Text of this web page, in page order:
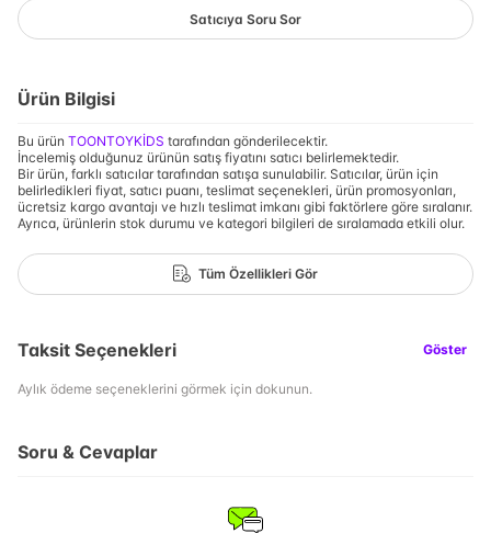
Satıcıya Soru Sor
Ürün Bilgisi
Bu ürün TOONTOYKİDS tarafından gönderilecektir.
İncelemiş olduğunuz ürünün satış fiyatını satıcı belirlemektedir.
Bir ürün, farklı satıcılar tarafından satışa sunulabilir. Satıcılar, ürün için
belirledikleri fiyat, satıcı puanı, teslimat seçenekleri, ürün promosyonları,
ücretsiz kargo avantajı ve hızlı teslimat imkanı gibi faktörlere göre sıralanır.
Ayrıca, ürünlerin stok durumu ve kategori bilgileri de sıralamada etkili olur.
Tüm Özellikleri Gör
Taksit Seçenekleri Göster
Aylık ödeme seçeneklerini görmek için dokunun.
Soru & Cevaplar